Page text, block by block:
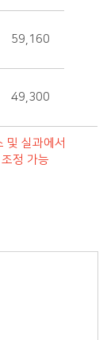
59,160
49,300
및 실과에서
정 가능